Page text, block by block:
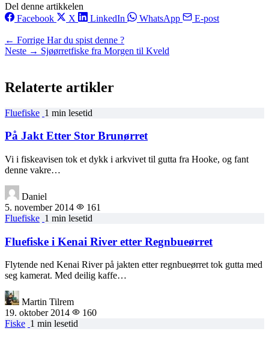
Del denne artikkelen
Facebook
X LinkedIn WhatsApp E-post
← Forrige Har du spist denne ?
Neste → Sjøørretfiske fra Morgen til Kveld
Relaterte artikler
Fluefiske 1 min lesetid
På Jakt Etter Stor Brunørret
Vi i fiskeavisen tok et dykk i arkvivet til gutta fra Hooke, og fant
denne vakre…
Daniel
5. november 2014
161
Fluefiske 1 min lesetid
Fluefiske i Kenai River etter Regnbueørret
Flytende ned Kenai River på jakten etter regnbueørret tok gutta med
seg kamerat. Med deilig kaffe…
Martin Tilrem
19. oktober 2014
160
Fiske 1 min lesetid